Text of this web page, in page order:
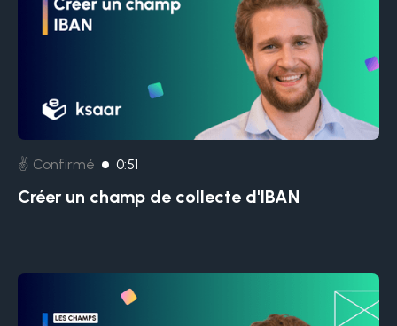
✌️ Confirmé 0:51
Créer un champ de collecte d'IBAN